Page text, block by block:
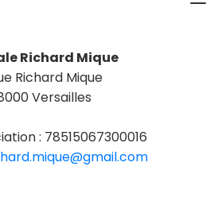
Richard Mique
Richard Mique
Versailles
: 78515067300016